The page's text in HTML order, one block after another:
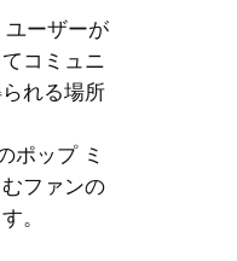
ユーザーが
コミュニ
れる場所
ポップ ミ
ファンの
。